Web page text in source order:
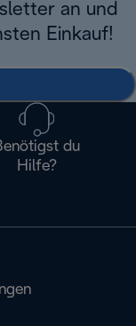
an und
Einkauf!
du
Hilfe?